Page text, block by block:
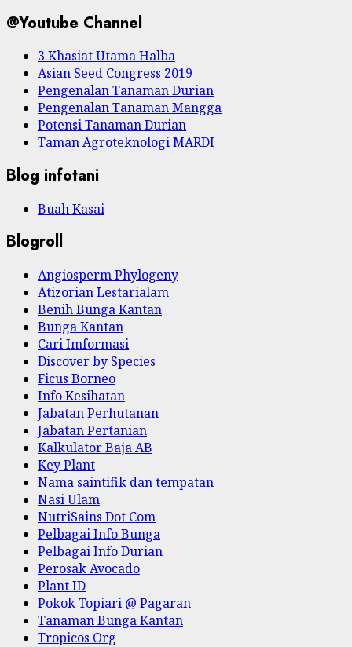
@Youtube Channel
3 Khasiat Utama Halba
Asian Seed Congress 2019
Pengenalan Tanaman Durian
Pengenalan Tanaman Mangga
Potensi Tanaman Durian
Taman Agroteknologi MARDI
Blog infotani
Buah Kasai
Blogroll
Angiosperm Phylogeny
Atizorian Lestarialam
Benih Bunga Kantan
Bunga Kantan
Cari Imformasi
Discover by Species
Ficus Borneo
Info Kesihatan
Jabatan Perhutanan
Jabatan Pertanian
Kalkulator Baja AB
Key Plant
Nama saintifik dan tempatan
Nasi Ulam
NutriSains Dot Com
Pelbagai Info Bunga
Pelbagai Info Durian
Perosak Avocado
Plant ID
Pokok Topiari @ Pagaran
Tanaman Bunga Kantan
Tropicos Org